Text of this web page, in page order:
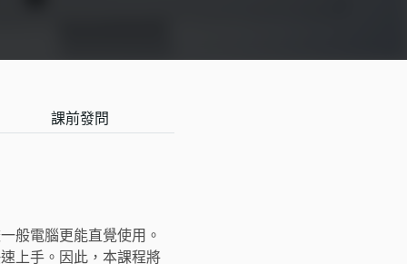
課前發問
般電腦更能直覺使用。
上手。因此，本課程將